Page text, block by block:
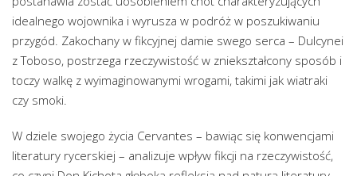
idealnego wojownika i wyrusza w podróż w poszukiwaniu
przygód. Zakochany w fikcyjnej damie swego serca – Dulcynei
z Toboso, postrzega rzeczywistość w zniekształcony sposób i
toczy walkę z wyimaginowanymi wrogami, takimi jak wiatraki
czy smoki.
W dziele swojego życia Cervantes – bawiąc się konwencjami
literatury rycerskiej – analizuje wpływ fikcji na rzeczywistość,